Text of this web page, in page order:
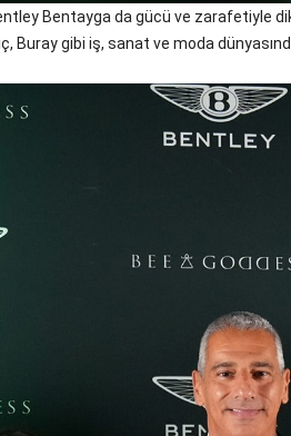
Bentayga da gücü ve zarafetiyle
Buray gibi iş, sanat ve moda